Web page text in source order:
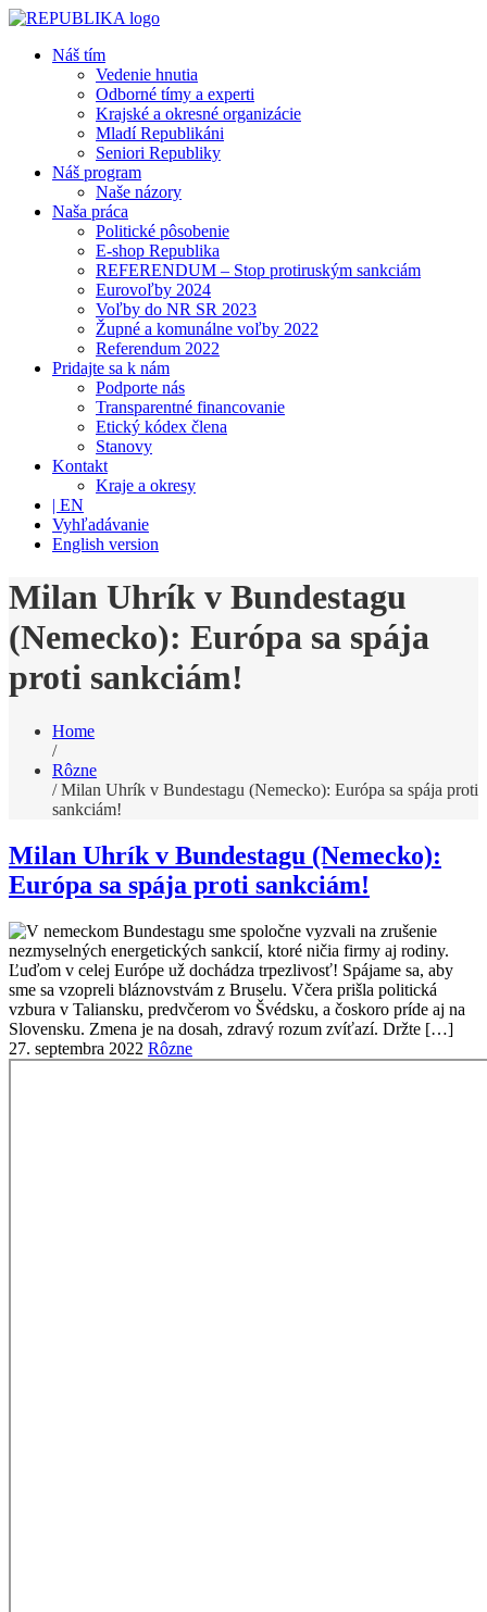
Náš tím
Vedenie hnutia
Odborné tímy a experti
Krajské a okresné organizácie
Mladí Republikáni
Seniori Republiky
Náš program
Naše názory
Naša práca
Politické pôsobenie
E-shop Republika
REFERENDUM – Stop protiruským sankciám
Eurovoľby 2024
Voľby do NR SR 2023
Župné a komunálne voľby 2022
Referendum 2022
Pridajte sa k nám
Podporte nás
Transparentné financovanie
Etický kódex člena
Stanovy
Kontakt
Kraje a okresy
| EN
Vyhľadávanie
English version
Milan Uhrík v Bundestagu
(Nemecko): Európa sa spája
proti sankciám!
Home
/
Rôzne
/ Milan Uhrík v Bundestagu (Nemecko): Európa sa spája proti
sankciám!
Milan Uhrík v Bundestagu (Nemecko):
Európa sa spája proti sankciám!
27. septembra 2022 Rôzne